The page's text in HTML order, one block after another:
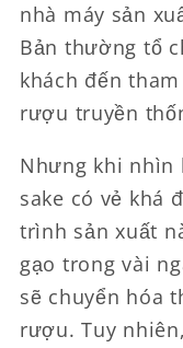
nhà máy sản
Bản thường tổ
khách đến
rượu truyền
Nhưng khi nhìn
sake có vẻ khá
trình sản xuất
gạo trong vài
sẽ chuyển hóa
rượu. Tuy